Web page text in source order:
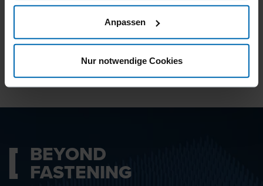
Anpassen
Nur notwendige Cookies
Datenschutzbestimmungen
BEYOND
FASTENING